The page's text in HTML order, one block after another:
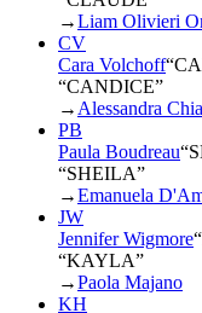
→Liam Olivieri
CV
Cara Volchoff“
“CANDICE”
→ Alessandra
PB
Paula Boudreau“
“SHEILA”
→Emanuela
JW
Jennifer Wigmore“
“KAYLA”
→Paola Majano
KH